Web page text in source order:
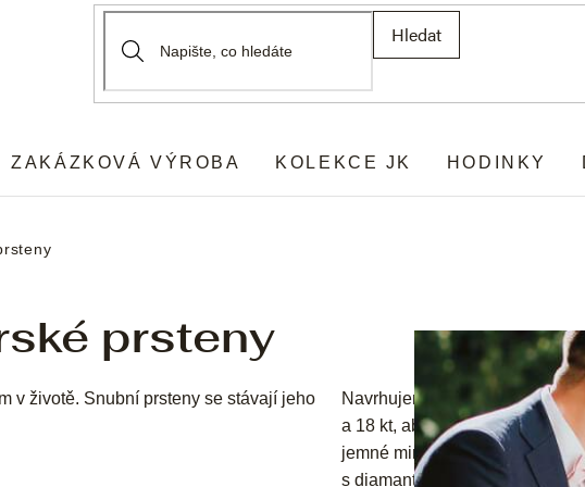
Hledat
ZAKÁZKOVÁ VÝROBA KOLEKCE JK HODINKY
prsteny
v životě. Snubní prsteny se stávají jeho
Navrhujeme snubní i
a 18 kt, abyste si mohli vybrat
jemné minimalistické prsteny,
s diamanty, které dodají